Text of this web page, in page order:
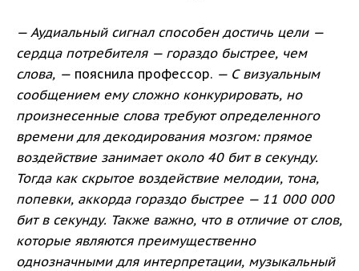
— Аудиальный сигнал способен достичь цели —
сердца потребителя — гораздо быстрее, чем
слова, — пояснила профессор. — С визуальным
сообщением ему сложно конкурировать, но
произнесенные слова требуют определенного
времени для декодирования мозгом: прямое
воздействие занимает около 40 бит в секунду.
Тогда как скрытое воздействие мелодии, тона,
попевки, аккорда гораздо быстрее — 11 000 000
бит в секунду. Также важно, что в отличие от слов,
которые являются преимущественно
однозначными для интерпретации, музыкальный